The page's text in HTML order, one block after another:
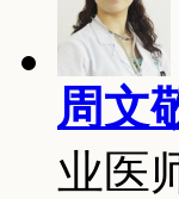
周文
业医